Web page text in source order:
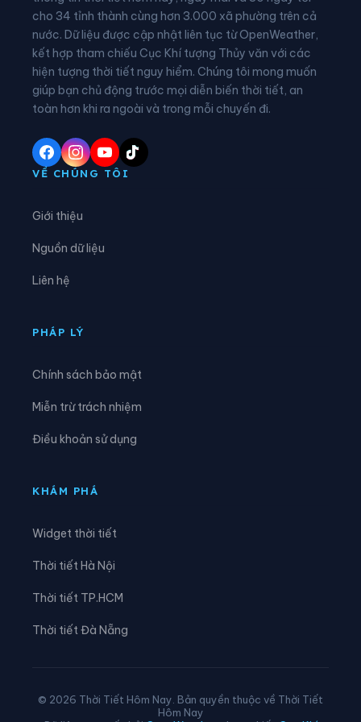
⛅Xã Cư Yang ⛅Xã Cuôr Đăng
⛅Xã Đắk Liêng ⛅Xã Đắk Phơi
⛅Xã Dang Kang ⛅Xã Dliê Ya
⛅Xã Đức Bình
⛅Xã Ea Knốp
⛅Xã Ea Ktur
⛅Xã Ea Ning
⛅ Xã Ea Phê
⛅Xã Ea Rốk
⛅Xã Ea Trang
⛅ Xã Hòa Phú ⛅ Xã Hòa Sơn
cho 34 tỉnh thành cùng hơn 3.000 xã phường trên cả
nước. Dữ liệu được cập nhật liên tục từ OpenWeather,
kết hợp tham chiếu Cục Khí tượng Thủy văn với các
hiện tượng thời tiết nguy hiểm. Chúng tôi mong muốn
giúp bạn chủ động trước mọi diễn biến thời tiết, an
toàn hơn khi ra ngoài và trong mỗi chuyến đi.
VỀ CHÚNG TÔI
Giới thiệu
Nguồn dữ liệu
Liên hệ
PHÁP LÝ
Chính sách bảo mật
Miễn trừ trách nhiệm
Điều khoản sử dụng
KHÁM PHÁ
Widget thời tiết
Thời tiết Hà Nội
Thời tiết TP.HCM
Thời tiết Đà Nẵng
© 2026 Thời Tiết Hôm Nay. Bản quyền thuộc về Thời Tiết
Hôm Nay